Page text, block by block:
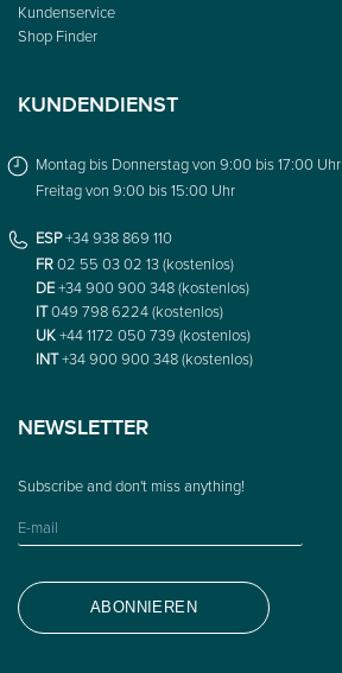
Kundenservice
Shop Finder
KUNDENDIENST
Montag bis Donnerstag von 9:00 bis 17:00 Uhr
Freitag von 9:00 bis 15:00 Uhr
ESP+34 938 869 110
FR02 55 03 02 13 (kostenlos)
DE+34 900 900 348 (kostenlos)
IT049 798 6224 (kostenlos)
UK+44 1172 050 739 (kostenlos)
INT+34 900 900 348 (kostenlos)
NEWSLETTER